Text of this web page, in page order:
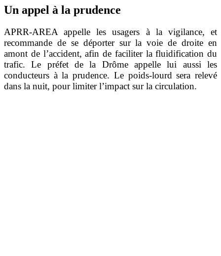
Un appel à la prudence
APRR-AREA appelle les usagers à la vigilance, et
recommande de se déporter sur la voie de droite en
amont de l’accident, afin de faciliter la fluidification du
trafic. Le préfet de la Drôme appelle lui aussi les
conducteurs à la prudence. Le poids-lourd sera relevé
dans la nuit, pour limiter l’impact sur la circulation.